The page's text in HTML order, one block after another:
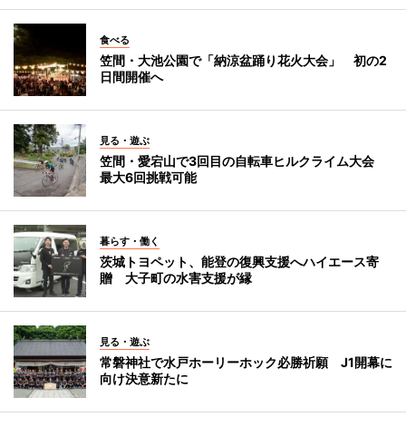
食べる
笠間・大池公園で「納涼盆踊り花火大会」 初の2
日間開催へ
見る・遊ぶ
笠間・愛宕山で3回目の自転車ヒルクライム大会
最大6回挑戦可能
暮らす・働く
茨城トヨペット、能登の復興支援へハイエース寄
贈 大子町の水害支援が縁
見る・遊ぶ
常磐神社で水戸ホーリーホック必勝祈願 J1開幕に
向け決意新たに